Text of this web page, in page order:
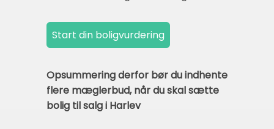
Opsummering derfor bør du indhente
flere mæglerbud, når du skal sætte
bolig til salg i Harlev